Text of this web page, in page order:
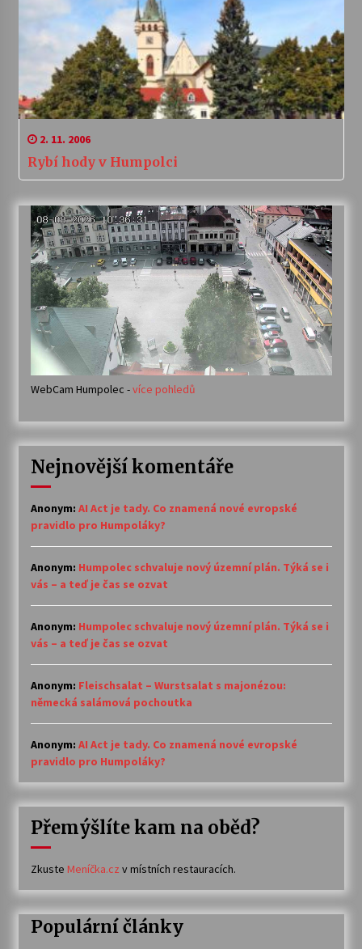
2. 11. 2006
Rybí hody v Humpolci
WebCam Humpolec -více pohledů
Nejnovější komentáře
Anonym: AI Act je tady. Co znamená nové evropské
pravidlo pro Humpoláky?
Anonym: Humpolec schvaluje nový územní plán. Týká se i
vás – a teď je čas se ozvat
Anonym: Humpolec schvaluje nový územní plán. Týká se i
vás – a teď je čas se ozvat
Anonym: Fleischsalat – Wurstsalat s majonézou:
německá salámová pochoutka
Anonym: AI Act je tady. Co znamená nové evropské
pravidlo pro Humpoláky?
Přemýšlíte kam na oběd?
Zkuste Meníčka.cz v místních restauracích.
Populární články